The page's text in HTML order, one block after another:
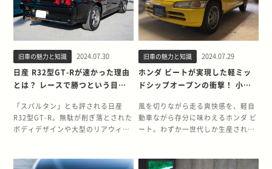
旧車の魅力と知識 2024.07.30
日産 R32型GT-Rが速かった理由
とは？ レースで勝つという目的
「スパルタン」とも評される日産
R32型GT-R。無駄が削ぎ落とされた
ボディデザインや大型のリアウィン
求した末に生まれた高性能スポーツ
旧車の魅力と知識 2024.07.29
ホンダ ビートが実現した軽ミッ
ドシップオープンの衝撃！ 小さ
載だった
風を切りながら走る爽快感を、軽自
動車ながら存分に味わえるホンダ ビ
ート。わずか一世代しか生産されな
す。 そこで今回は、ビートに込めら